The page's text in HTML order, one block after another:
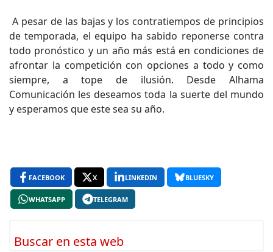
A pesar de las bajas y los contratiempos de principios
de temporada, el equipo ha sabido reponerse contra
todo pronóstico y un año más está en condiciones de
afrontar la competición con opciones a todo y como
siempre, a tope de ilusión. Desde Alhama
Comunicación les deseamos toda la suerte del mundo
y esperamos que este sea su año.
FACEBOOK X LINKEDIN BLUESKY
WHATSAPP TELEGRAM
Buscar en esta web